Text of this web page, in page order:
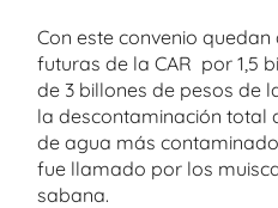
Con este convenio
futuras de la CAR por 1,5
de 3 billones de pesos de
la descontaminación total
de agua más
fue llamado por los
sabana.